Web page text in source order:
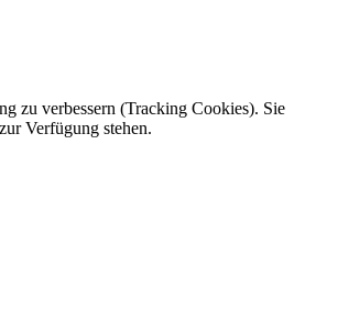
zu verbessern (Tracking Cookies). Sie
Verfügung stehen.